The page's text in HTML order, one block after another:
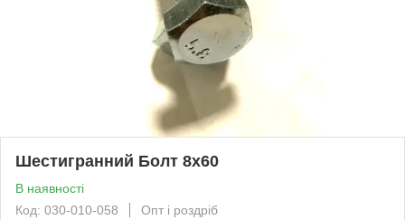
Шестигранний Болт 8х60
В наявності
Код: 030-010-058
Опт і роздріб